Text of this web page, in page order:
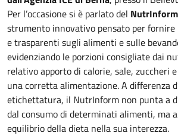
Per l’occasione si è parlato del
strumento innovativo pensato per
e trasparenti sugli alimenti e sulle
evidenziando le porzioni consigliate dai
relativo apporto di calorie, sale, zuccheri
una corretta alimentazione. A differenza
etichettatura, il NutrInform non punta a
dal consumo di determinati alimenti, ma
equilibrio della dieta nella sua interezza.